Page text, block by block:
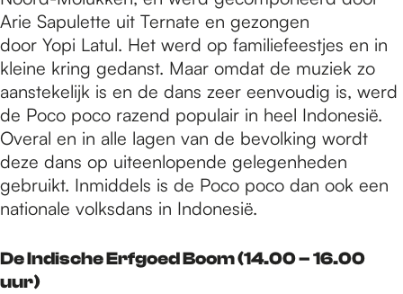
Arie Sapulette uit Ternate en gezongen
door Yopi Latul. Het werd op familiefeestjes en in
kleine kring gedanst. Maar omdat de muziek zo
aanstekelijk is en de dans zeer eenvoudig is, werd
de Poco poco razend populair in heel Indonesië.
Overal en in alle lagen van de bevolking wordt
deze dans op uiteenlopende gelegenheden
gebruikt. Inmiddels is de Poco poco dan ook een
nationale volksdans in Indonesië.
De Indische Erfgoed Boom (14.00 – 16.00
uur)